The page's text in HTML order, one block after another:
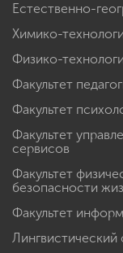
Естественно-
Химико-
Физико-
Факультет
Факультет
Факультет
сервисов
Факультет
безопасности
Факультет
Лингвистический